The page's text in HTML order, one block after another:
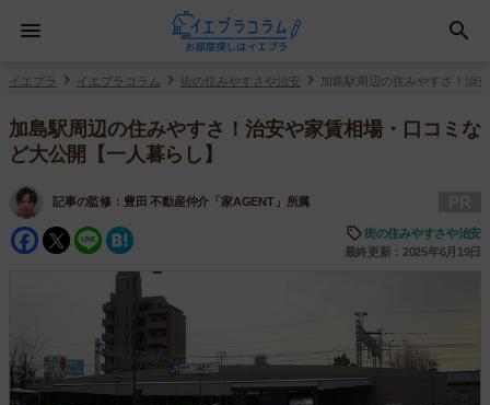
イエプラ イエプラコラム 街の住みやすさや治安 加島駅周辺の住みやすさ！治
加島駅周辺の住みやすさ！治安や家賃相場・口コミな
ど大公開【一人暮らし】
記事の監修： 豊田 不動産仲介「家AGENT」所属
Facebook
Twitter
Line
街の住みやすさや治安
最終更新：2025年6月19日